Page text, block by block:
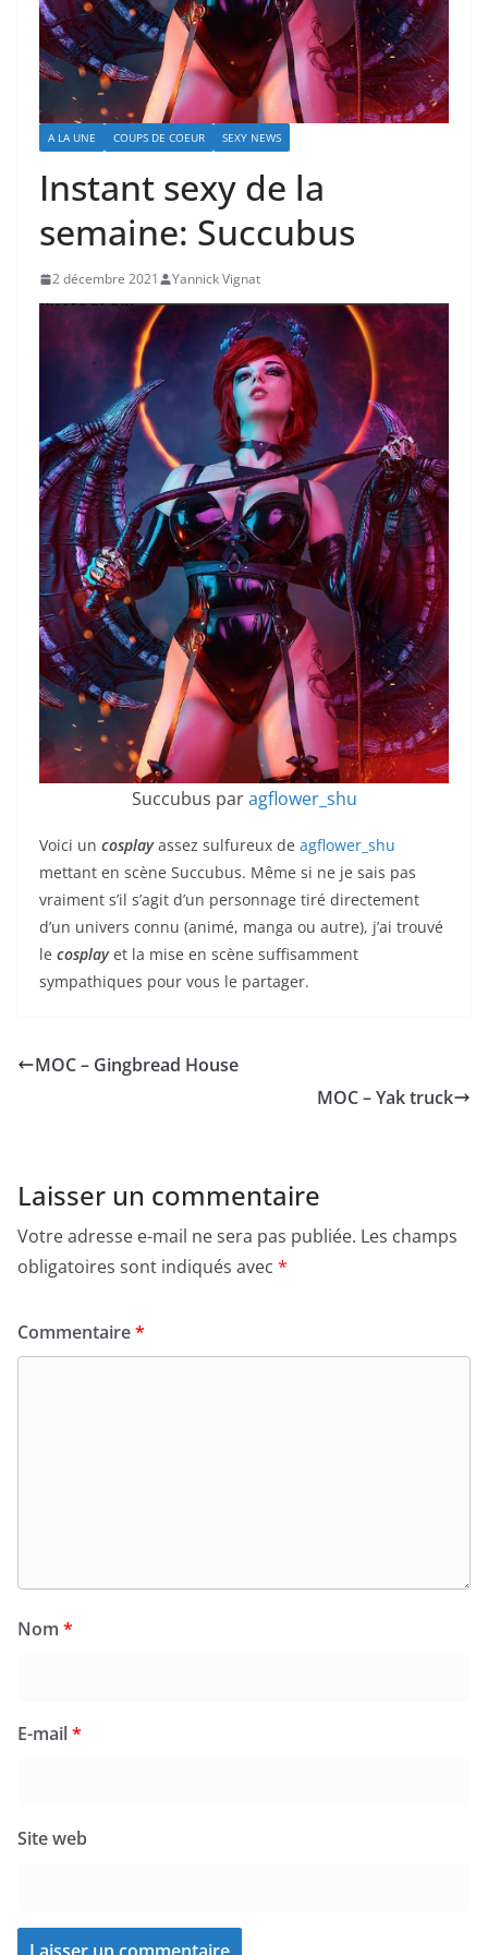
A LA UNE COUPS DE COEUR SEXY NEWS
Instant sexy de la
semaine: Succubus
2 décembre 2021 Yannick Vignat
Succubus paragflower_shu
Voici un cosplayassez sulfureux de agflower_shu
mettant en scène Succubus. Même si ne je sais pas
vraiment s’il s’agit d’un personnage tiré directement
d’un univers connu (animé, manga ou autre), j’ai trouvé
le cosplayet la mise en scène suffisamment
sympathiques pour vous le partager.
MOC – Gingbread House
MOC – Yak truck
Laisser un commentaire
Votre adresse e-mail ne sera pas publiée. Les champs
obligatoires sont indiqués avec *
Commentaire*
Nom *
E-mail*
Site web